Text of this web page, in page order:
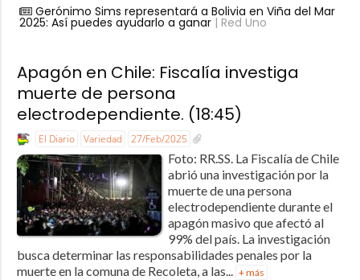
Gerónimo Sims representará a Bolivia en Viña del Mar
2025: Así puedes ayudarlo a ganar| Red Uno
Apagón en Chile: Fiscalía investiga
muerte de persona
electrodependiente. (18:45)
El Diario Variedad 27/Feb/2025
Foto: RR.SS. La Fiscalía de Chile
abrió una investigación por la
muerte de una persona
electrodependiente durante el
apagón masivo que afectó al
99% del país. La investigación
busca determinar las responsabilidades penales por la
muerte en la comuna de Recoleta, a las... + más